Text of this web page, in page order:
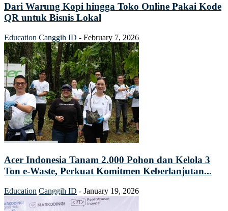
Dari Warung Kopi hingga Toko Online Pakai Kode
QR untuk Bisnis Lokal
Education Canggih ID - February 7, 2026
Acer Indonesia Tanam 2.000 Pohon dan Kelola 3
Ton e-Waste, Perkuat Komitmen Keberlanjutan...
Education Canggih ID - January 19, 2026